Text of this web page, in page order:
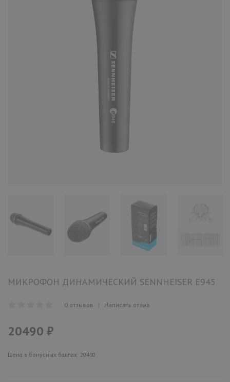
МИКРОФОН ДИНАМИЧЕСКИЙ SENNHEISER E945
0 отзывов | Написать отзыв
20490 ₽
Цена в бонусных баллах: 20490